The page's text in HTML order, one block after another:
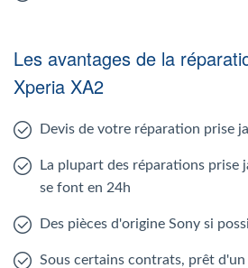
Les avantages de la
Xperia XA2
Devis de votre réparation prise
La plupart des réparations prise
se font en 24h
Des pièces d'origine Sony si
Sous certains contrats, prêt